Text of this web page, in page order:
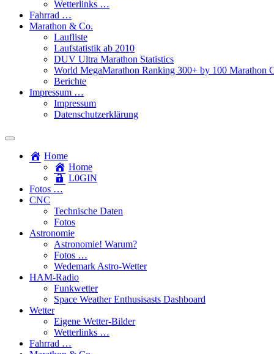
Wetterlinks …
Fahrrad …
Marathon & Co.
Laufliste
Laufstatistik ab 2010
DUV Ultra Marathon Statistics
World MegaMarathon Ranking 300+ by 100 Marathon
Berichte
Impressum …
Impressum
Datenschutzerklärung
Toggle
search
field
Home
Home
L​0​​GIN
Fotos …
CNC
Technische Daten
Fotos
Astronomie
Astronomie! Warum?
Fotos …
Wedemark Astro-Wetter
HAM-Radio
Funkwetter
Space Weather Enthusisasts Dashboard
Wetter
Eigene Wetter-Bilder
Wetterlinks …
Fahrrad …